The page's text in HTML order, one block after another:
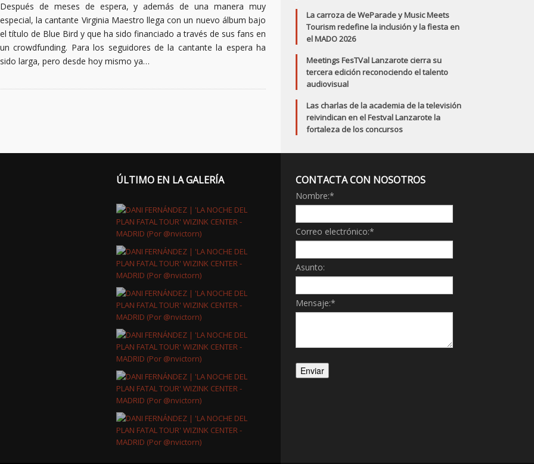
Después de meses de espera, y además de una manera muy
especial, la cantante Virginia Maestro llega con un nuevo álbum bajo
el título de Blue Bird y que ha sido financiado a través de sus fans en
un crowdfunding. Para los seguidores de la cantante la espera ha
sido larga, pero desde hoy mismo ya…
La carroza de WeParade y Music Meets
Tourism redefine la inclusión y la fiesta en
el MADO 2026
Meetings FesTVal Lanzarote cierra su
tercera edición reconociendo el talento
audiovisual
Las charlas de la academia de la televisión
reivindican en el Festval Lanzarote la
fortaleza de los concursos
ÚLTIMO EN LA GALERÍA CONTACTA CON NOSOTROS
Nombre:*
Correo electrónico:*
Asunto:
Mensaje:*